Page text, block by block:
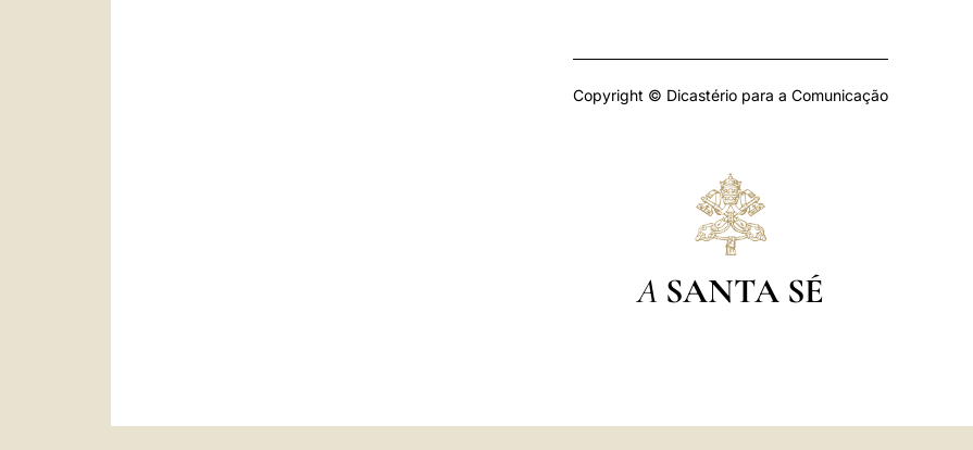
Copyright © Dicastério para a Comunicação
A SANTA SÉ